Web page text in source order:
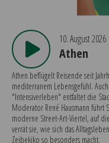
10. August 2026
Athen
Athen beflügelt Reisende seit
mediterranem Lebensgefühl.
"Intensiverleben" entfaltet die
Moderator René Hausmann führt
moderne Street-Art-Viertel, auf
verrät sie, wie sich das
Zeibekiko so besonders macht.